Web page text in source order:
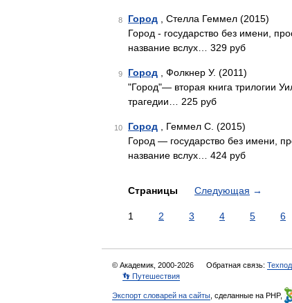
8 Город , Стелла Геммел (2015)
Город - государство без имени,
название вслух… 329 руб
9 Город , Фолкнер У. (2011)
"Город"— вторая книга трилогии
трагедии… 225 руб
10 Город , Геммел С. (2015)
Город — государство без имени,
название вслух… 424 руб
Страницы Следующая →
1 2 3 4 5 6
© Академик, 2000-2026 Обратная связь:
👣 Путешествия
Экспорт словарей на сайты , сделанные на PHP,